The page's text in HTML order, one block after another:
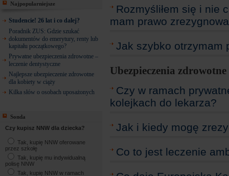
Najpopularniejsze
Studencie! 26 lat i co dalej?
Poradnik ZUS: Gdzie szukać
dokumentów do emerytury, renty lub
kapitału początkowego?
Prywatne ubezpieczenia zdrowotne –
leczenie dentystyczne
Najlepsze ubezpieczenie zdrowotne
dla kobiety w ciąży
Kilka słów o osobach uposażonych
Sonda
Czy kupisz NNW dla dziecka?
Tak, kupię NNW oferowane
przez szkołę
Tak, kupię mu indywidualną
polisę NNW
Tak, kupię NNW w ramach
Rozmyśliłem się i nie
mam prawo
Jak szybko otrzymam
Ubezpieczenia zdrowotne
Czy w ramach
kolejkach do lekarza?
Jak i kiedy mogę
Co to jest leczenie